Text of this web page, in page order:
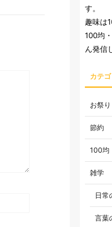
す。
趣味は
100均
ん発信
カテ
お祭
節約
100均
雑学
日常
言葉